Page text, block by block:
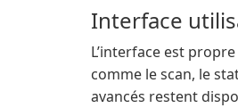
Interface
L’interface est
comme le scan, le
avancés restent